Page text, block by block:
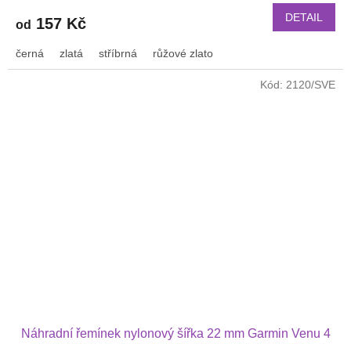
od 157 Kč DETAIL
černá zlatá stříbrná růžové zlato
Náhradní řemínek nylonový šířka 22 mm Garmin Venu 4
Kód: 2120/SVE